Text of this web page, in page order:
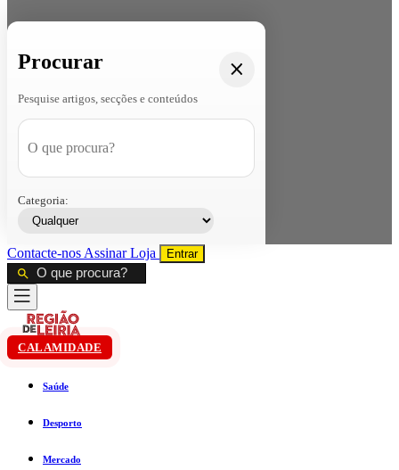
Procurar
Pesquise artigos, secções e conteúdos
Categoria:
Contacte-nos AssinarLoja Entrar
CALAMIDADE
Saúde
Desporto
Mercado